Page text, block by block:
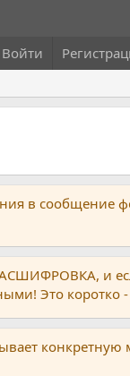
Войти
в сообщение
и
Это
конкретную